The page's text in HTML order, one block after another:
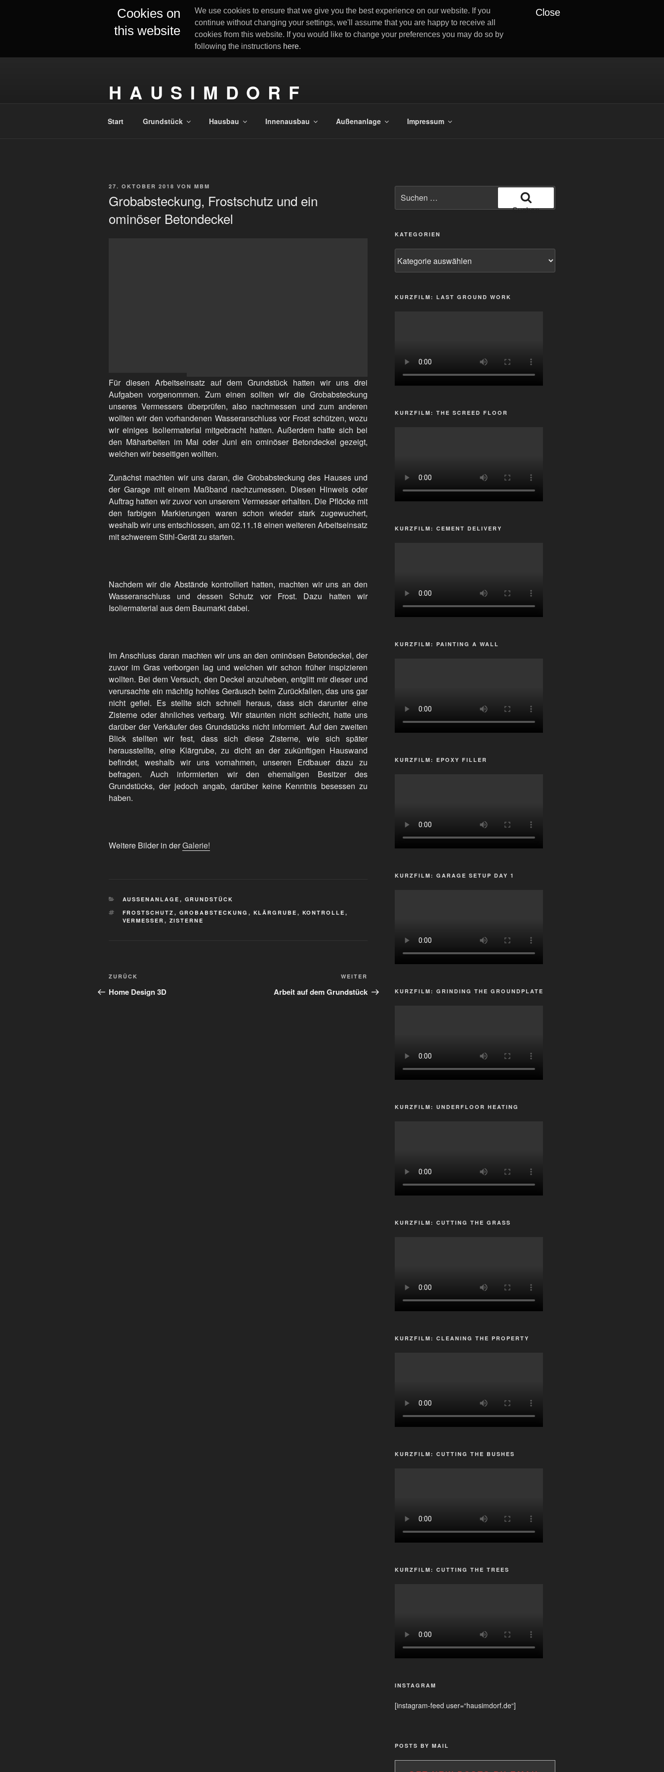
Cookies on
this website
We use cookies to ensure that we give you the best experience on our website. If you
continue without changing your settings, we'll assume that you are happy to receive all
cookies from this website. If you would like to change your preferences you may do so by
following the instructions here.
Close
H A U S I M D O R F
Start Grundstück Hausbau Innenausbau Außenanlage Impressum
VERÖFFENTLICHT
27. OKTOBER 2018 VON MBM
Grobabsteckung, Frostschutz und ein
ominöser Betondeckel
Für diesen Arbeitseinsatz auf dem Grundstück hatten wir uns drei
Aufgaben vorgenommen. Zum einen sollten wir die Grobabsteckung
unseres Vermessers überprüfen, also nachmessen und zum anderen
wollten wir den vorhandenen Wasseranschluss vor Frost schützen, wozu
wir einiges Isoliermaterial mitgebracht hatten. Außerdem hatte sich bei
den Mäharbeiten im Mai oder Juni ein ominöser Betondeckel gezeigt,
welchen wir beseitigen wollten.
Zunächst machten wir uns daran, die Grobabsteckung des Hauses und
der Garage mit einem Maßband nachzumessen. Diesen Hinweis oder
Auftrag hatten wir zuvor von unserem Vermesser erhalten. Die Pflöcke mit
den farbigen Markierungen waren schon wieder stark zugewuchert,
weshalb wir uns entschlossen, am 02.11.18 einen weiteren Arbeitseinsatz
mit schwerem Stihl-Gerät zu starten.
Nachdem wir die Abstände kontrolliert hatten, machten wir uns an den
Wasseranschluss und dessen Schutz vor Frost. Dazu hatten wir
Isoliermaterial aus dem Baumarkt dabei.
Im Anschluss daran machten wir uns an den ominösen Betondeckel, der
zuvor im Gras verborgen lag und welchen wir schon früher inspizieren
wollten. Bei dem Versuch, den Deckel anzuheben, entglitt mir dieser und
verursachte ein mächtig hohles Geräusch beim Zurückfallen, das uns gar
nicht gefiel. Es stellte sich schnell heraus, dass sich darunter eine
Zisterne oder ähnliches verbarg. Wir staunten nicht schlecht, hatte uns
darüber der Verkäufer des Grundstücks nicht informiert. Auf den zweiten
Blick stellten wir fest, dass sich diese Zisterne, wie sich später
herausstellte, eine Klärgrube, zu dicht an der zukünftigen Hauswand
befindet, weshalb wir uns vornahmen, unseren Erdbauer dazu zu
befragen. Auch informierten wir den ehemaligen Besitzer des
Grundstücks, der jedoch angab, darüber keine Kenntnis besessen zu
haben.
Weitere Bilder in derGalerie!
KATEGORIEN
AUSSENANLAGE , GRUNDSTÜCK
SCHLAGWÖRTER
FROSTSCHUTZ , GROBABSTECKUNG , KLÄRGRUBE , KONTROLLE ,
VERMESSER , ZISTERNE
Beitragsnavigation
Vorheriger
Beitrag
ZURÜCK
Home Design 3D
Beitrag
WEITER
Arbeit auf dem Grundstück
nach:
Suchen
KATEGORIEN
KURZFILM: LAST GROUND WORK
KURZFILM: THE SCREED FLOOR
KURZFILM: CEMENT DELIVERY
KURZFILM: PAINTING A WALL
KURZFILM: EPOXY FILLER
KURZFILM: GARAGE SETUP DAY 1
KURZFILM: GRINDING THE GROUNDPLATE
KURZFILM: UNDERFLOOR HEATING
KURZFILM: CUTTING THE GRASS
KURZFILM: CLEANING THE PROPERTY
KURZFILM: CUTTING THE BUSHES
KURZFILM: CUTTING THE TREES
INSTAGRAM
[instagram-feed user=“hausimdorf.de“]
POSTS BY MAIL